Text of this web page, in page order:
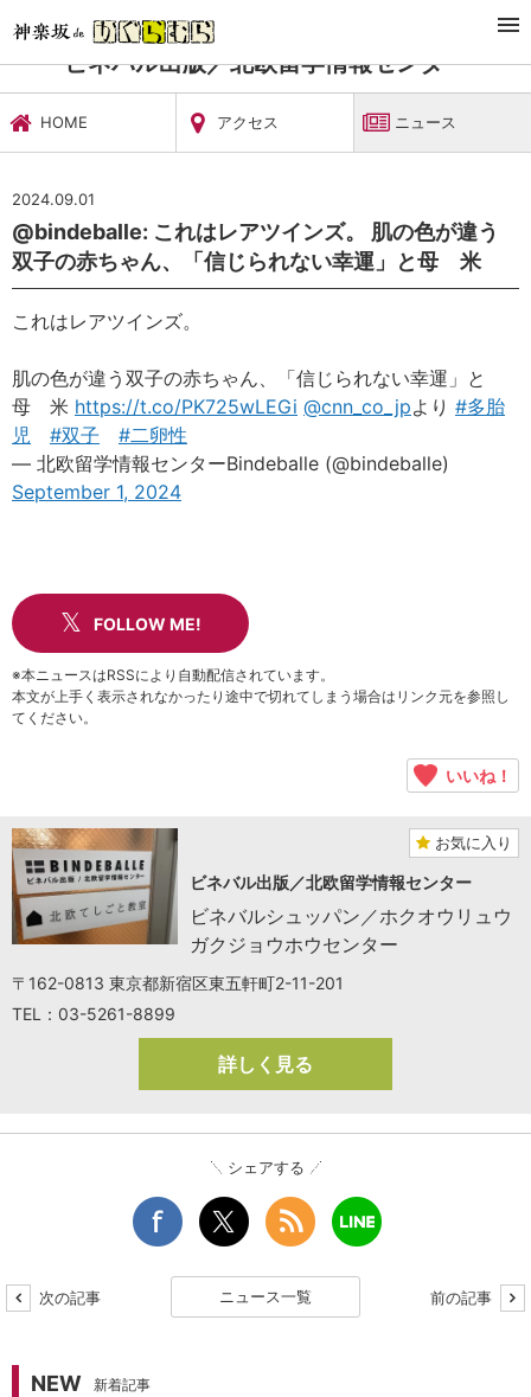
習い事・稽古 ビネバル出版／北欧留学情報センター ニュース
ビネバル出版／北欧留学情報センター
HOME アクセス ニュース
2024.09.01
@bindeballe: これはレアツインズ。 肌の色が違う
双子の赤ちゃん、「信じられない幸運」と母 米
これはレアツインズ。
肌の色が違う双子の赤ちゃん、「信じられない幸運」と
母 米 https://t.co/PK725wLEGi @cnn_co_jpより #多胎
児
#双子
#二卵性
— 北欧留学情報センターBindeballe (@bindeballe)
September 1, 2024
FOLLOW ME!
※本ニュースはRSSにより自動配信されています。
本文が上手く表示されなかったり途中で切れてしまう場合はリンク元を参照し
てください。
いいね！
お気に入り
ビネバル出版／北欧留学情報センター
ビネバルシュッパン／ホクオウリュウ
ガクジョウホウセンター
〒162-0813 東京都新宿区東五軒町2-11-201
TEL：03-5261-8899
詳しく見る
シェアする
次の記事 ニュース一覧 前の記事
NEW 新着記事